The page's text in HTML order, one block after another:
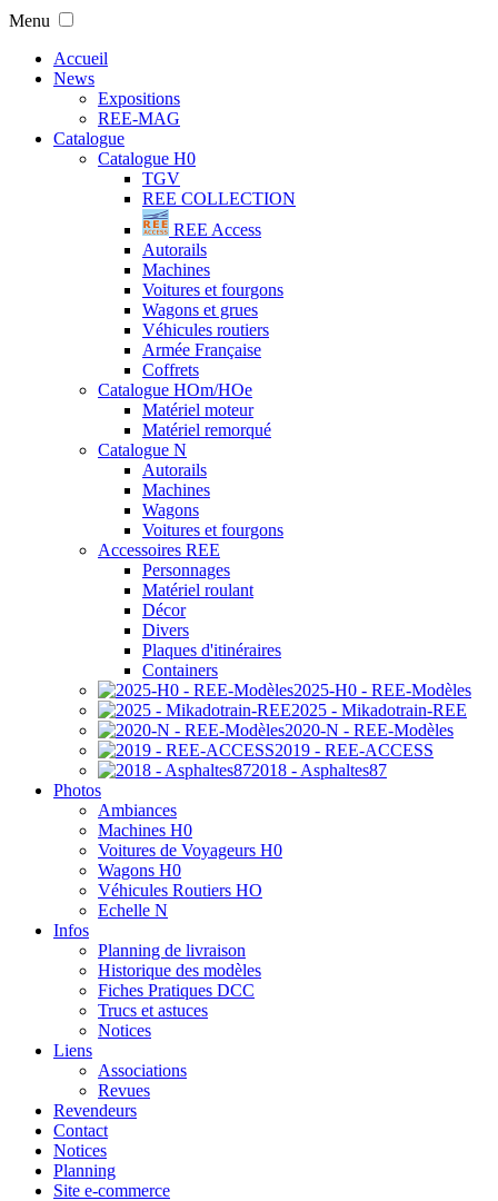
Menu
Accueil
News
Expositions
REE-MAG
Catalogue
Catalogue H0
TGV
REE COLLECTION
REE Access
Autorails
Machines
Voitures et fourgons
Wagons et grues
Véhicules routiers
Armée Française
Coffrets
Catalogue HOm/HOe
Matériel moteur
Matériel remorqué
Catalogue N
Autorails
Machines
Wagons
Voitures et fourgons
Accessoires REE
Personnages
Matériel roulant
Décor
Divers
Plaques d'itinéraires
Containers
2025-H0 - REE-Modèles
2025 - Mikadotrain-REE
2020-N - REE-Modèles
2019 - REE-ACCESS
2018 - Asphaltes87
Photos
Ambiances
Machines H0
Voitures de Voyageurs H0
Wagons H0
Véhicules Routiers HO
Echelle N
Infos
Planning de livraison
Historique des modèles
Fiches Pratiques DCC
Trucs et astuces
Notices
Liens
Associations
Revues
Revendeurs
Contact
Notices
Planning
Site e-commerce